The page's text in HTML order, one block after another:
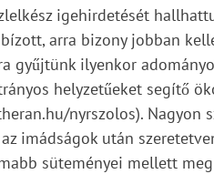
igehirdetését
arra bizony jobban
gyűjtünk ilyenkor
helyzetűeket segítő
nyrszolos). Nagyon
imádságok után
süteményei mellett